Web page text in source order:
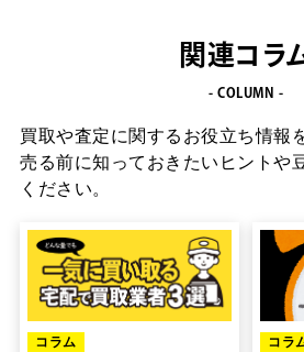
能性がありますので、使用しないでく
もちろん、スマホ・タブレット
ゃやフィギュアなど他のジャン
お送りいただけるので、開催中
関連コラ
- COLUMN -
買取や査定に関するお役立ち情報
売る前に知っておきたいヒントや
ください。
コラム
コラ